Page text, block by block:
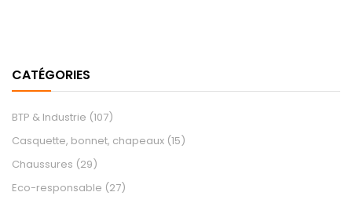
CATÉGORIES
BTP & Industrie (107)
Casquette, bonnet, chapeaux (15)
Chaussures (29)
Eco-responsable (27)